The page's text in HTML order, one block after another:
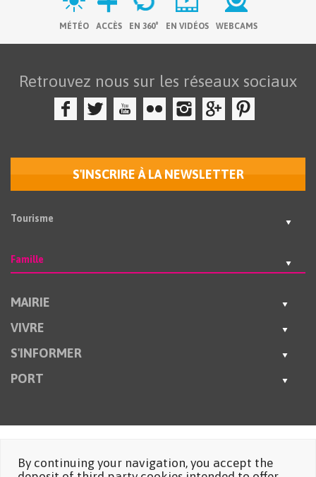
MÉTÉO ACCÈS EN 360° EN VIDÉOS WEBCAMS
Retrouvez nous sur les réseaux sociaux
S'INSCRIRE À LA NEWSLETTER
Tourisme
Famille
MAIRIE
VIVRE
S'INFORMER
PORT
By continuing your navigation, you accept the